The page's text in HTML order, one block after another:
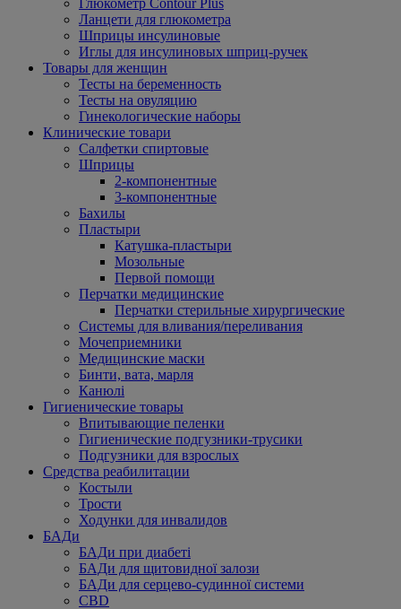
Ланцети для глюкометра
Шприцы инсулиновые
Иглы для инсулиновых шприц-ручек
Товары для женщин
Тесты на беременность
Тесты на овуляцию
Гинекологические наборы
Клинические товари
Салфетки спиртовые
Шприцы
2-компонентные
3-компонентные
Бахилы
Пластыри
Катушка-пластыри
Мозольные
Первой помощи
Перчатки медицинские
Перчатки стерильные хирургические
Системы для вливания/переливания
Мочеприемники
Медицинские маски
Бинти, вата, марля
Канюлі
Гигиенические товары
Впитывающие пеленки
Гигиенические подгузники-трусики
Подгузники для взрослых
Средства реабилитации
Костыли
Трости
Ходунки для инвалидов
БАДи
БАДи при диабеті
БАДи для щитовидної залози
БАДи для серцево-судинної системи
CBD